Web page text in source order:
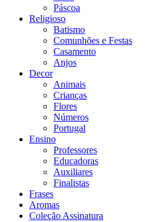
Páscoa
Religioso
Batismo
Comunhões e Festas
Casamento
Anjos
Decor
Animais
Crianças
Flores
Números
Portugal
Ensino
Professores
Educadoras
Auxiliares
Finalistas
Frases
Aromas
Coleção Assinatura